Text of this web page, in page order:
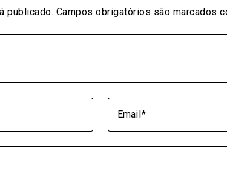
publicado. Campos obrigatórios são marcados
Email